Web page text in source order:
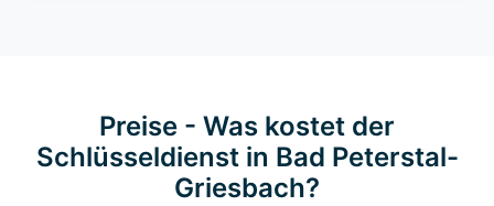
Preise - Was kostet der
Schlüsseldienst in Bad Peterstal-
Griesbach?